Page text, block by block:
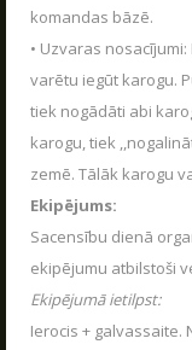
komandas bāzē.
• Uzvaras
varētu iegūt karogu.
tiek nogādāti abi
karogu, tiek
zemē. Tālāk karogu
Ekipējums:
Sacensību dienā
ekipējumu atbilstoši
Ekipējumā ietilpst:
Ierocis + galvassaite.
Poligon 1